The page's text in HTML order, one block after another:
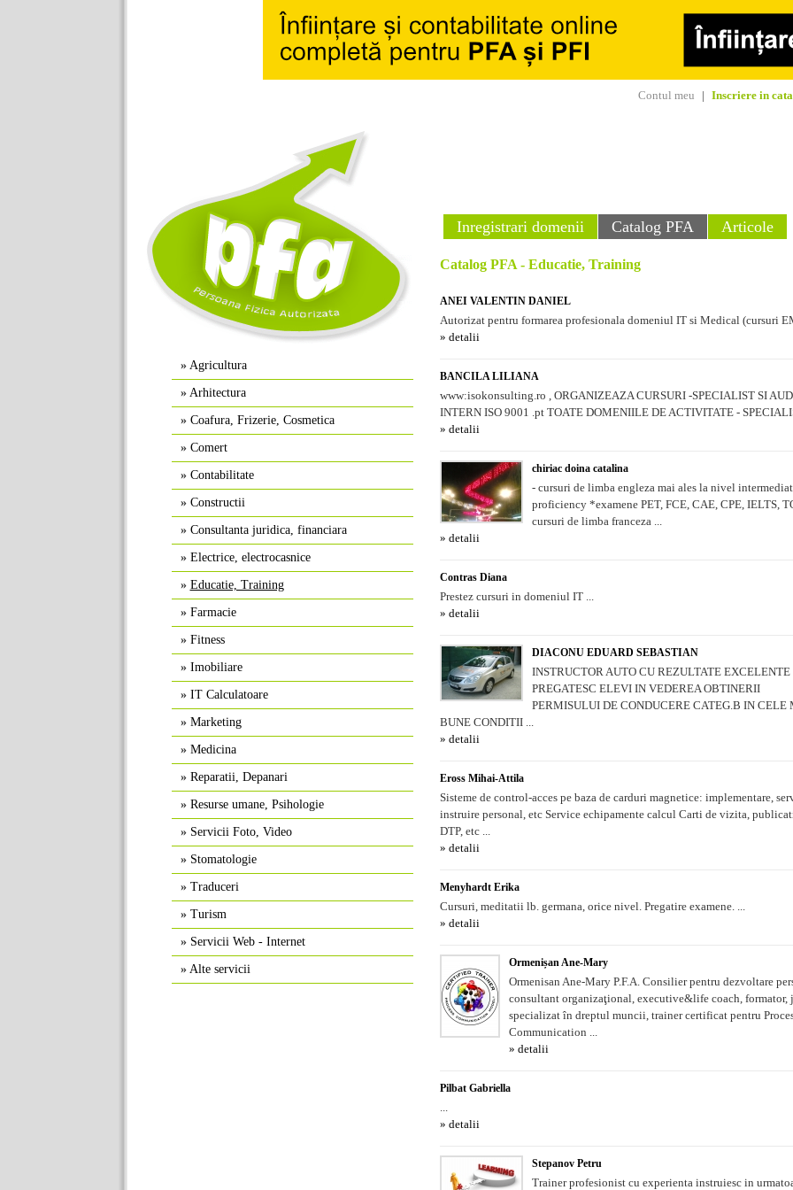
Contul meu | Inscriere in
» Agricultura
» Arhitectura
» Coafura, Frizerie, Cosmetica
» Comert
» Contabilitate
» Constructii
» Consultanta juridica, financiara
» Electrice, electrocasnice
» Educatie, Training
» Farmacie
» Fitness
» Imobiliare
» IT Calculatoare
» Marketing
» Medicina
» Reparatii, Depanari
» Resurse umane, Psihologie
» Servicii Foto, Video
» Stomatologie
» Traduceri
» Turism
» Servicii Web - Internet
» Alte servicii
Inregistrari domenii Catalog PFA Articole
Catalog PFA - Educatie, Training
ANEI VALENTIN DANIEL
Autorizat pentru formarea profesionala domeniul IT si Medical (cursuri
» detalii
BANCILA LILIANA
www:isokonsulting.ro , ORGANIZEAZA CURSURI -SPECIALIST SI
INTERN ISO 9001 .pt TOATE DOMENIILE DE ACTIVITATE -
» detalii
chiriac doina catalina
- cursuri de limba engleza mai ales la nivel
proficiency *examene PET, FCE, CAE, CPE, IELTS,
cursuri de limba franceza ...
» detalii
Contras Diana
Prestez cursuri in domeniul IT ...
» detalii
DIACONU EDUARD SEBASTIAN
INSTRUCTOR AUTO CU REZULTATE EXCELENTE
PREGATESC ELEVI IN VEDEREA OBTINERII
PERMISULUI DE CONDUCERE CATEG.B IN CELE
BUNE CONDITII ...
» detalii
Eross Mihai-Attila
Sisteme de control-acces pe baza de carduri magnetice: implementare,
instruire personal, etc Service echipamente calcul Carti de vizita,
DTP, etc ...
» detalii
Menyhardt Erika
Cursuri, meditatii lb. germana, orice nivel. Pregatire examene. ...
» detalii
Ormenișan Ane-Mary
Ormenisan Ane-Mary P.F.A. Consilier pentru dezvoltare
consultant organizaţional, executive&life coach, formator,
specializat în dreptul muncii, trainer certificat pentru
Communication ...
» detalii
Pilbat Gabriella
...
» detalii
Stepanov Petru
Trainer profesionist cu experienta instruiesc in